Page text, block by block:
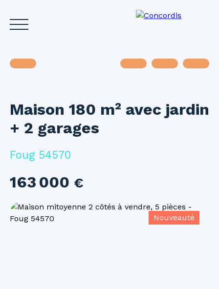
Accueil Acheter Louer Vendre Investir
Estimez votre bien
Maison 180 m² avec jardin
+ 2 garages
Foug 54570
163 000 €
Nouveauté